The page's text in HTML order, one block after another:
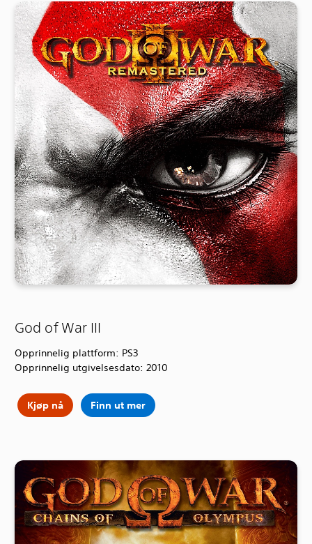
God of War III
Opprinnelig plattform: PS3
Opprinnelig utgivelsesdato: 2010
Kjøp nå Finn ut mer